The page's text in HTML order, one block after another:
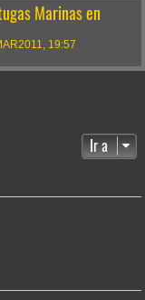
Marinas en
19:57
Ir a